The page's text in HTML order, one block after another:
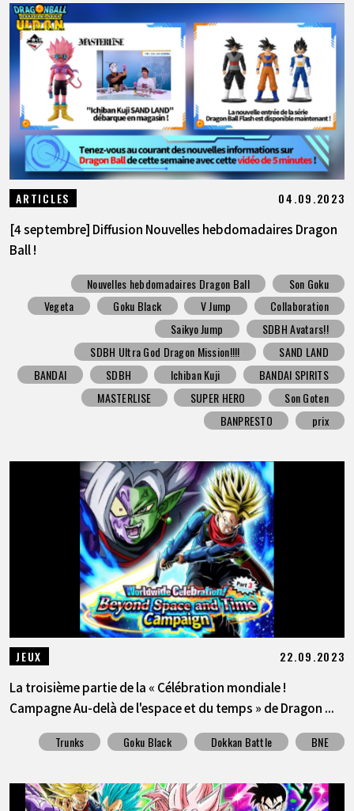
ARTICLES 04.09.2023
[4 septembre] Diffusion Nouvelles hebdomadaires Dragon
Ball !
Nouvelles hebdomadaires Dragon Ball
Son Goku
Vegeta
Goku Black V Jump
Collaboration
Saikyo Jump
SDBH Avatars!!
SDBH Ultra God Dragon Mission!!!!
SAND LAND
BANDAI
SDBH Ichiban Kuji
BANDAI SPIRITS
MASTERLISE
SUPER HERO
Son Goten
BANPRESTO
prix
JEUX 22.09.2023
La troisième partie de la « Célébration mondiale !
Campagne Au-delà de l'espace et du temps » de Dragon ...
Trunks Goku Black Dokkan Battle BNE